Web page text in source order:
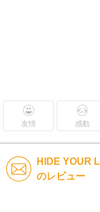
友情 感動
HIDE YOUR
のレビュー